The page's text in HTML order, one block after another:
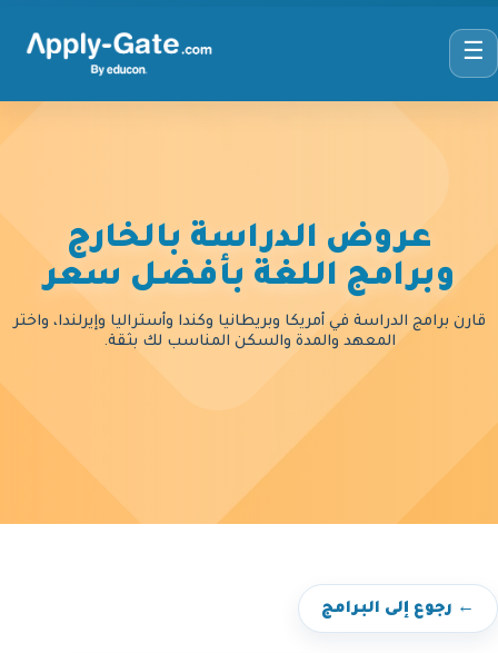
☰
عروض الدراسة بالخارج
وبرامج اللغة بأفضل سعر
قارن برامج الدراسة في أمريكا وبريطانيا وكندا وأستراليا وإيرلندا، واختر
المعهد والمدة والسكن المناسب لك بثقة.
← رجوع إلى البرامج